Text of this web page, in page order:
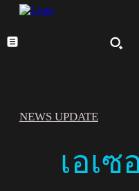
NEWS UPDATE
เอเซ